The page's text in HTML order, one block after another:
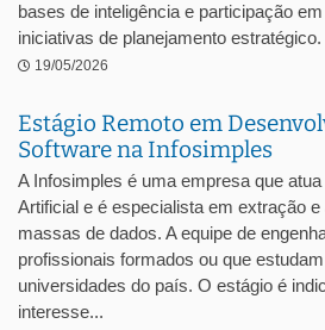
bases de inteligência e participação
iniciativas de planejamento estratégico.
19/05/2026
Estágio Remoto em
Software na Infosimples
A Infosimples é uma empresa que
Artificial e é especialista em extração
massas de dados. A equipe de
profissionais formados ou que
universidades do país. O estágio é
interesse...